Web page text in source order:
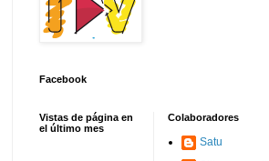
Facebook
Vistas de página en
el último mes
Colaboradores
Satu